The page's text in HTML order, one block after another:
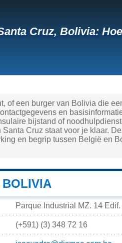
Cruz, Bolivia:
of een burger van Bolivia die
en
bijstand of
Cruz staat voor je klaar.
en begrip tussen België en
BOLIVIA
Parque Industrial MZ. 14
(+591) (3) 348 72 16